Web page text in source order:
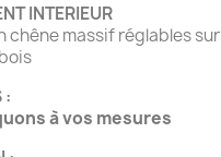
INTERIEUR
chêne massif réglables sur
bois
:
à vos mesures